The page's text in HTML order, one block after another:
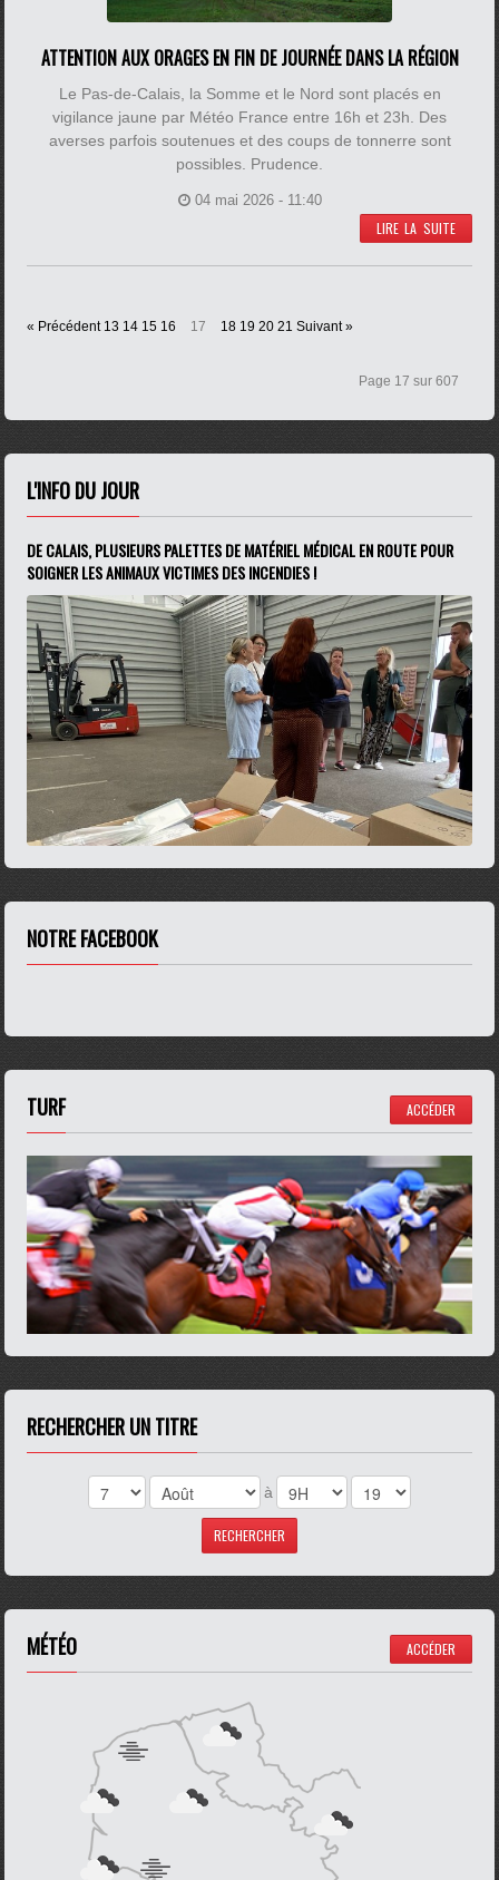
ATTENTION AUX ORAGES EN FIN DE JOURNÉE DANS LA RÉGION
Le Pas-de-Calais, la Somme et le Nord sont placés en
vigilance jaune par Météo France entre 16h et 23h. Des
averses parfois soutenues et des coups de tonnerre sont
possibles. Prudence.
04 mai 2026 - 11:40
LIRE LA SUITE
« Précédent 13 14 15 16 17 18 19 20 21 Suivant »
Page 17 sur 607
L'INFO DU JOUR
DE CALAIS, PLUSIEURS PALETTES DE MATÉRIEL MÉDICAL EN ROUTE POUR
SOIGNER LES ANIMAUX VICTIMES DES INCENDIES !
NOTRE FACEBOOK
TURF ACCÉDER
RECHERCHER UN TITRE
à
MÉTÉO ACCÉDER